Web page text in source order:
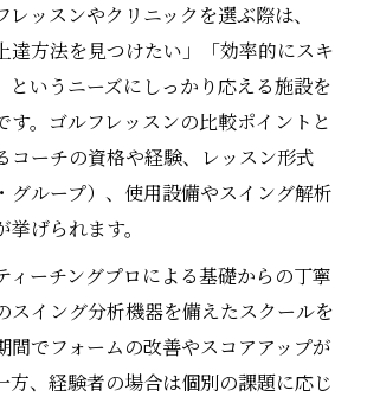
ッスンやクリニックを選ぶ際は、
達方法を見つけたい」「効率的にスキ
というニーズにしっかり応える施設を
す。ゴルフレッスンの比較ポイントと
コーチの資格や経験、レッスン形式
グループ）、使用設備やスイング解析
げられます。
ィーチングプロによる基礎からの丁寧
スイング分析機器を備えたスクールを
間でフォームの改善やスコアアップが
方、経験者の場合は個別の課題に応じ